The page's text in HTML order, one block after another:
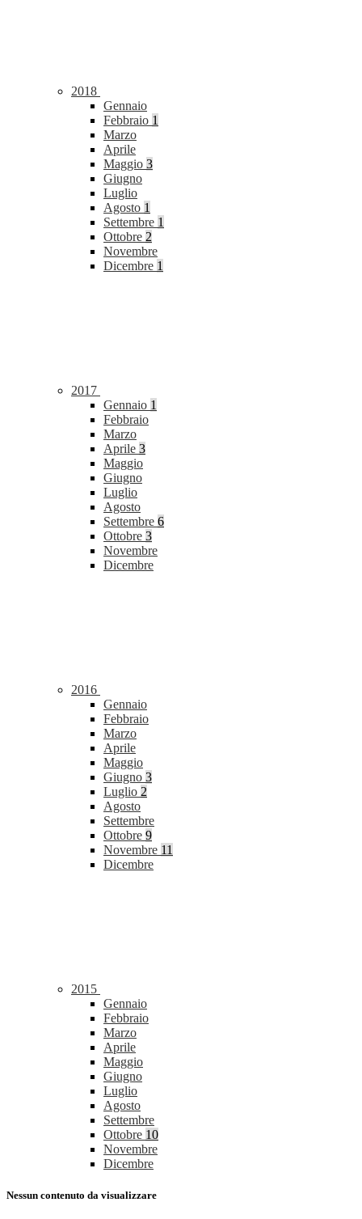
2018
Gennaio
Febbraio 1
Marzo
Aprile
Maggio 3
Giugno
Luglio
Agosto 1
Settembre 1
Ottobre 2
Novembre
Dicembre 1
2017
Gennaio 1
Febbraio
Marzo
Aprile 3
Maggio
Giugno
Luglio
Agosto
Settembre 6
Ottobre 3
Novembre
Dicembre
2016
Gennaio
Febbraio
Marzo
Aprile
Maggio
Giugno 3
Luglio 2
Agosto
Settembre
Ottobre 9
Novembre 11
Dicembre
2015
Gennaio
Febbraio
Marzo
Aprile
Maggio
Giugno
Luglio
Agosto
Settembre
Ottobre 10
Novembre
Dicembre
Nessun contenuto da visualizzare